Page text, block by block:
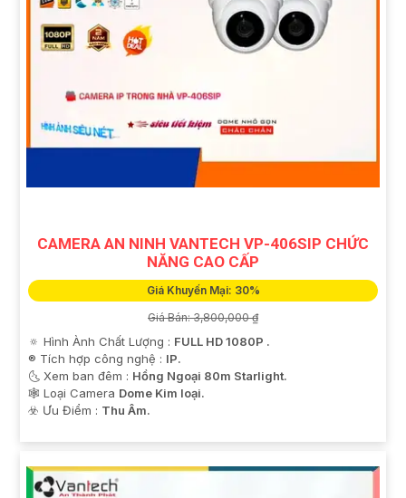
CAMERA AN NINH VANTECH VP-406SIP CHỨC
NĂNG CAO CẤP
Giá Khuyến Mại: 30%
Giá Bán: 3,800,000 ₫
🔅 Hình Ành Chất Lượng : FULL HD 1080P .
®️ Tích hợp công nghệ : IP.
🌜 Xem ban đêm : Hồng Ngoại 80m Starlight.
🕸️ Loại Camera Dome Kim loại.
️☣️ Ưu Điểm : Thu Âm.